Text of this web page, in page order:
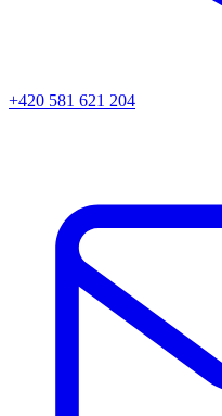
+420 581 621 204